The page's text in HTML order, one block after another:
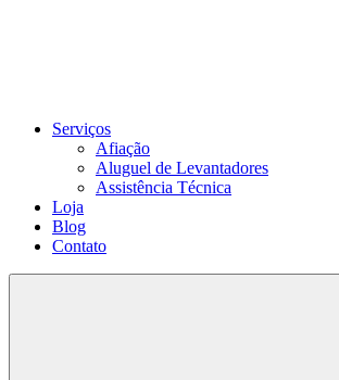
Serviços
Afiação
Aluguel de Levantadores
Assistência Técnica
Loja
Blog
Contato